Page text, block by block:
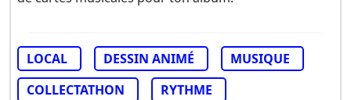
LOCAL DESSIN ANIMÉ
MUSIQUE
COLLECTATHON
RYTHME